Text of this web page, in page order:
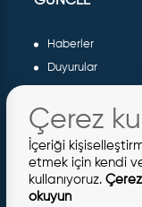
Haberler
Duyurular
Galeri
Etkinlikler
Meclis Kararları
İhaleler
Çerez
İçeriği
etmek için kendi
kullanıyoruz.
okuyun